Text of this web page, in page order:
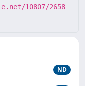
10807/2658
ND